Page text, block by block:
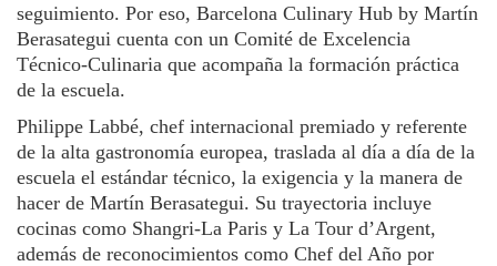
seguimiento. Por eso, Barcelona Culinary Hub by Martín
Berasategui cuenta con un Comité de Excelencia
Técnico-Culinaria que acompaña la formación práctica
de la escuela.
Philippe Labbé, chef internacional premiado y referente
de la alta gastronomía europea, traslada al día a día de la
escuela el estándar técnico, la exigencia y la manera de
hacer de Martín Berasategui. Su trayectoria incluye
cocinas como Shangri-La Paris y La Tour d’Argent,
además de reconocimientos como Chef del Año por